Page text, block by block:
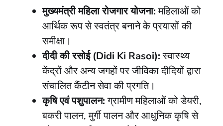
मुख्यमंत्री महिला रोजगार योजना:महिलाओं को
आर्थिक रूप से स्वतंत्र बनाने के प्रयासों की
समीक्षा।
दीदी की रसोई (Didi Ki Rasoi):स्वास्थ्य
केंद्रों और अन्य जगहों पर जीविका दीदियों द्वारा
संचालित कैंटीन सेवा की प्रगति।
कृषि एवं पशुपालन:ग्रामीण महिलाओं को डेयरी,
बकरी पालन, मुर्गी पालन और आधुनिक कृषि से